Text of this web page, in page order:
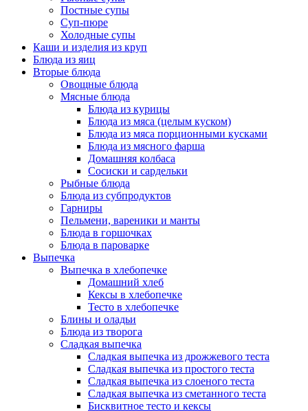
Постные супы
Суп-пюре
Холодные супы
Каши и изделия из круп
Блюда из яиц
Вторые блюда
Овощные блюда
Мясные блюда
Блюда из курицы
Блюда из мяса (целым куском)
Блюда из мяса порционными кусками
Блюда из мясного фарша
Домашняя колбаса
Сосиски и сардельки
Рыбные блюда
Блюда из субпродуктов
Гарниры
Пельмени, вареники и манты
Блюда в горшочках
Блюда в пароварке
Выпечка
Выпечка в хлебопечке
Домашний хлеб
Кексы в хлебопечке
Тесто в хлебопечке
Блины и оладьи
Блюда из творога
Сладкая выпечка
Сладкая выпечка из дрожжевого теста
Сладкая выпечка из простого теста
Сладкая выпечка из слоеного теста
Сладкая выпечка из сметанного теста
Бисквитное тесто и кексы